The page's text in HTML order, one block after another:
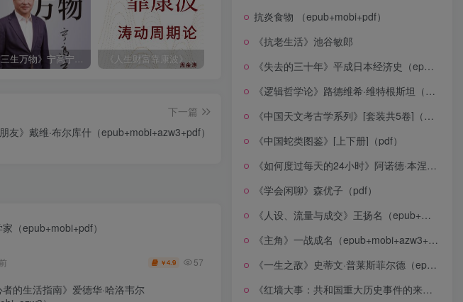
《三生万物》宁高宁（epub+mobi+azw3+pdf） 《人生财富靠康波》波动周期论（epub+mobi+azw3+pdf） 《人类新史》一次改写人类命运的尝试（epub+mobi+azw3+pdf）
下一篇
友》戴维·布尔库什（epub+mobi+azw3+pdf）
（epub+mobi+pdf）
￥4.9 57
者的生活指南》爱德华·哈洛韦尔
抗炎食物 （epub+mobi+pdf）
《抗老生活》池谷敏郎
《失去的三十年》平成日本经济史（epub+mobi+azw3+pdf）
《逻辑哲学论》路德维希·维特根斯坦（epub+mobi+azw3+pdf）
《中国天文考古学系列》[套装共5卷]（epub+mobi+azw3+pdf）
《中国蛇类图鉴》[上下册]（pdf）
《如何度过每天的24小时》阿诺德·本涅特（epub+mobi+azw3+pdf）
《学会闲聊》森优子（pdf）
《人设、流量与成交》王扬名（epub+mobi+azw3+pdf）
《主角》一战成名（epub+mobi+azw3+pdf）
《一生之敌》史蒂文·普莱斯菲尔德（epub+mobi+azw3+pdf）
《红墙大事：共和国重大历史事件的来龙去脉》（全二册）（pdf）